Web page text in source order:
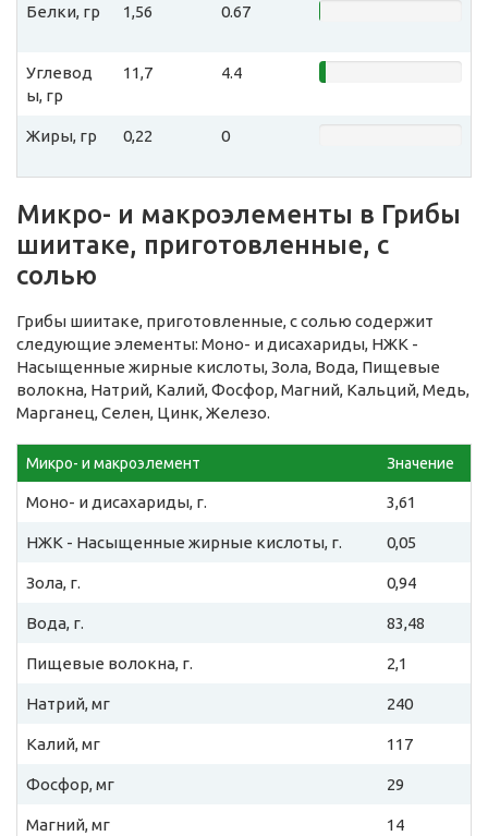
Белки, гр 1,56 0.67
Углевод
ы, гр
11,7 4.4
Жиры, гр 0,22 0
Микро- и макроэлементы в Грибы
шиитаке, приготовленные, с
солью
Грибы шиитаке, приготовленные, с солью содержит
следующие элементы: Моно- и дисахариды, НЖК -
Насыщенные жирные кислоты, Зола, Вода, Пищевые
волокна, Натрий, Калий, Фосфор, Магний, Кальций, Медь,
Марганец, Селен, Цинк, Железо.
Микро- и макроэлемент Значение
Моно- и дисахариды, г. 3,61
НЖК - Насыщенные жирные кислоты, г. 0,05
Зола, г. 0,94
Вода, г. 83,48
Пищевые волокна, г. 2,1
Натрий, мг 240
Калий, мг 117
Фосфор, мг 29
Магний, мг 14